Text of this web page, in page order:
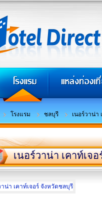
โรงแรม ชลบุรี เนอร์วาน่า
เนอร์วาน่า เคาท์เจอ